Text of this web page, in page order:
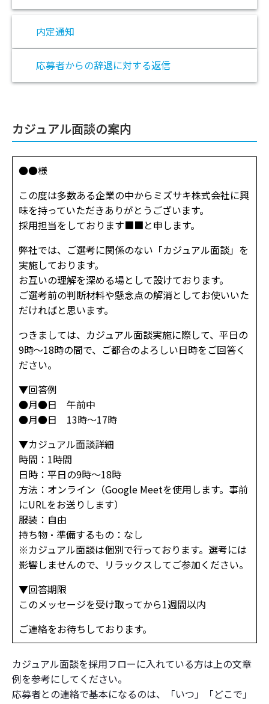
内定通知
応募者からの辞退に対する返信
カジュアル面談の案内
●●様
この度は多数ある企業の中からミズサキ株式会社に興
味を持っていただきありがとうございます。
採用担当をしております■■と申します。
弊社では、ご選考に関係のない「カジュアル面談」を
実施しております。
お互いの理解を深める場として設けております。
ご選考前の判断材料や懸念点の解消としてお使いいた
だければと思います。
つきましては、カジュアル面談実施に際して、平日の
9時～18時の間で、ご都合のよろしい日時をご回答く
ださい。
▼回答例
●月●日 午前中
●月●日 13時～17時
▼カジュアル面談詳細
時間：1時間
日時：平日の9時～18時
方法：オンライン（Google Meetを使用します。事前
にURLをお送りします）
服装：自由
持ち物・準備するもの：なし
※カジュアル面談は個別で行っております。選考には
影響しませんので、リラックスしてご参加ください。
▼回答期限
このメッセージを受け取ってから1週間以内
ご連絡をお待ちしております。
カジュアル面談を採用フローに入れている方は上の文章
例を参考にしてください。
応募者との連絡で基本になるのは、「いつ」「どこで」